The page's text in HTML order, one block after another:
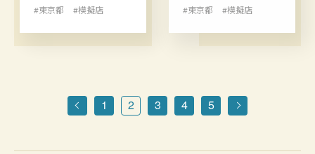
#東京都
#模擬店
#東京都
#模擬店
1 2 3 4 5